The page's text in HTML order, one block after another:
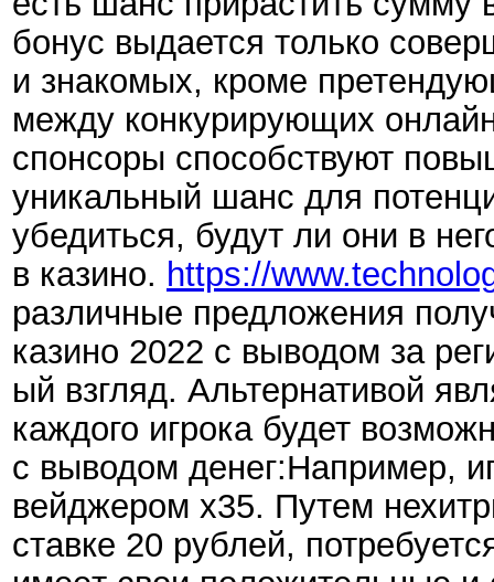
бонус выдается только
и знакомых, кроме
между конкурирующих
спонсоры способствуют
уникальный шанс для
убедиться, будут ли они в
в казино. https://
различные предложения
казино 2022 с выводом за
ый взгляд. Альтернативой
каждого игрока будет
с выводом денег:Например,
вейджером х35. Путем
ставке 20 рублей,